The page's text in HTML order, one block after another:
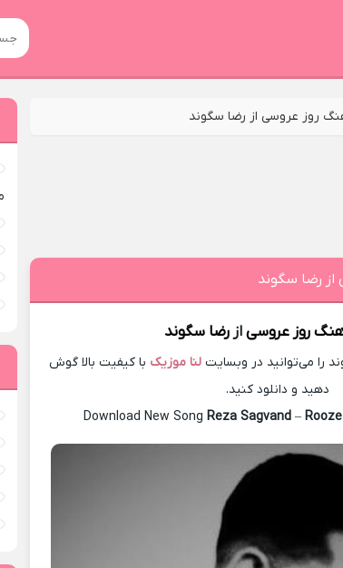
روز عروسی از رضا سگوند
از رضا سگوند
روز عروسیازرضا سگوند
را می‌توانید در وبسایتلنا موزیک با کیفیت بالا گوش
دهید و دانلود کنید.
Download New SongReza Sagvand –